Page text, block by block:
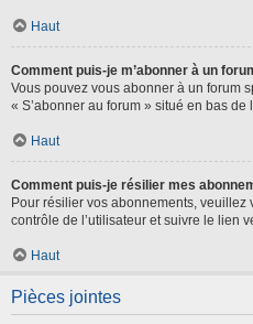
Haut
Comment puis-je m’abonner à un
Vous pouvez vous abonner à un forum
« S’abonner au forum » situé en bas de
Haut
Comment puis-je résilier mes
Pour résilier vos abonnements,
contrôle de l’utilisateur et suivre le lien
Haut
Pièces jointes